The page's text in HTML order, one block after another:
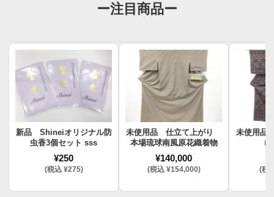
ー注目商品ー
新品 Shineiオリジナル防
虫香3個セット sss
¥250
(税込 ¥275)
未使用品 仕立て上がり
本場琉球南風原花織着物
¥140,000
(税込 ¥154,000)
未使用品
(税